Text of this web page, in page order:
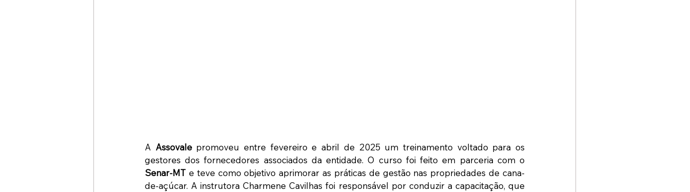
A Assovale promoveu entre fevereiro e abril de 2025 um treinamento voltado para os
Senar-MT e teve como objetivo aprimorar as práticas de gestão nas propriedades de cana-
de-açúcar. A instrutora Charmene Cavilhas foi responsável por conduzir a capacitação, que